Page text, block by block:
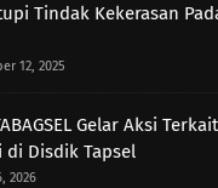
Tindak Kekerasan
12, 2025
Gelar Aksi
di Disdik Tapsel
2026